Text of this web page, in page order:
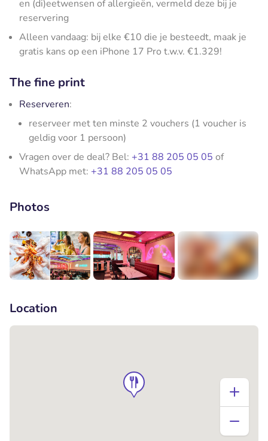
en (di)eetwensen of allergieën, vermeld deze bij je
reservering
Alleen vandaag: bij elke €10 die je besteedt, maak je
gratis kans op een iPhone 17 Pro t.w.v. €1.329!
The fine print
Reserveren:
reserveer met ten minste 2 vouchers (1 voucher is
geldig voor 1 persoon)
Vragen over de deal? Bel: +31 88 205 05 05 of
WhatsApp met: +31 88 205 05 05
Photos
Location